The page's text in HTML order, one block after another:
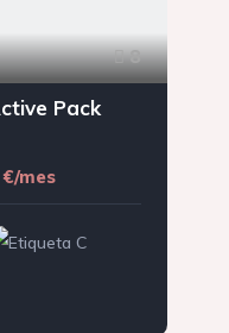
8
Pack
mes